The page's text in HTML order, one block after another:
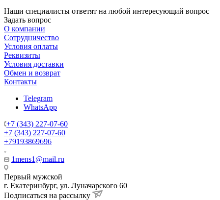
Наши специалисты ответят на любой интересующий вопрос
Задать вопрос
О компании
Сотрудничество
Условия оплаты
Реквизиты
Условия доставки
Обмен и возврат
Контакты
Telegram
WhatsApp
+7 (343) 227-07-60
+7 (343) 227-07-60
+79193869696
1mens1@mail.ru
Первый мужской
г. Екатеринбург, ул. Луначарского 60
Подписаться на рассылку